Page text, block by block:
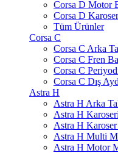
Corsa D Motor
Corsa D
Tüm Ürünler
Corsa C
Corsa C Arka
Corsa C Fren
Corsa C
Corsa C Dış
Astra H
Astra H Arka
Astra H
Astra H
Astra H Multi
Astra H Motor